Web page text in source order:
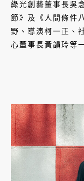
綠光創藝董事長吳
節》及《人間條件
野、導演柯一正、
心董事長黃韻玲等